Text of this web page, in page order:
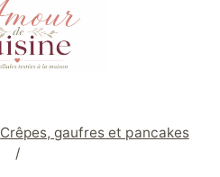
Crêpes, gaufres et pancakes
/